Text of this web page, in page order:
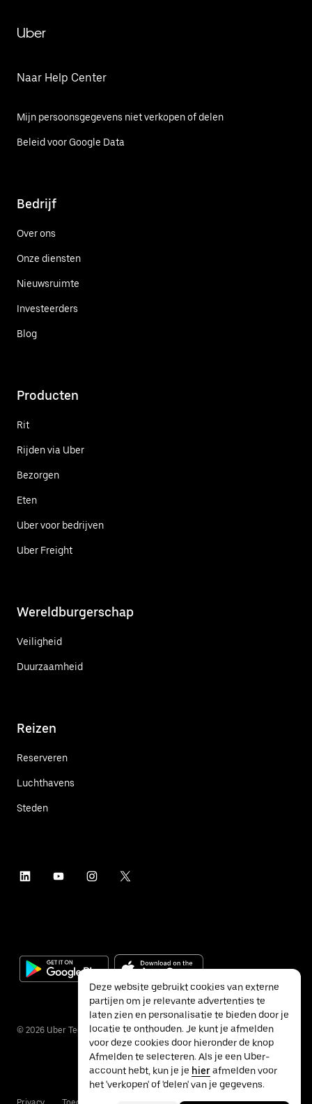
Uber
Naar Help Center
Mijn persoonsgegevens niet verkopen of delen
Beleid voor Google Data
Bedrijf
Over ons
Onze diensten
Nieuwsruimte
Investeerders
Blog
Producten
Rit
Rijden via Uber
Bezorgen
Eten
Uber voor bedrijven
Uber Freight
Wereldburgerschap
Veiligheid
Duurzaamheid
Reizen
Reserveren
Luchthavens
Steden
© 2026 Uber Technologies Inc.
Deze website gebruikt cookies van externe
partijen om je relevante advertenties te
laten zien en personalisatie te bieden door je
locatie te onthouden. Je kunt je afmelden
voor deze cookies door hieronder de knop
Afmelden te selecteren. Als je een Uber-
account hebt, kun je je hierafmelden voor
het 'verkopen' of 'delen' van je gegevens.